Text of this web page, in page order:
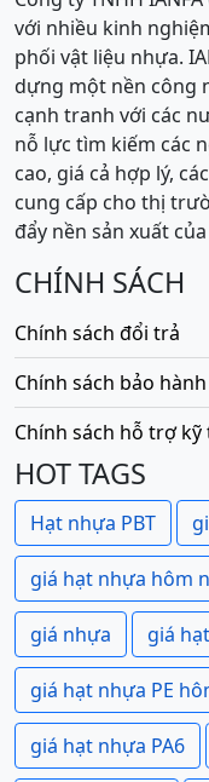
với nhiều kinh
phối vật liệu nhựa.
dựng một nền công
cạnh tranh với các
nỗ lực tìm kiếm các
cao, giá cả hợp lý,
cung cấp cho thị
đẩy nền sản xuất
CHÍNH SÁCH
Chính sách đổi trả
Chính sách bảo hành
Chính sách hỗ trợ
HOT TAGS
Hạt nhựa PBT
giá hạt nhựa hôm
giá nhựa giá
giá hạt nhựa PE
giá hạt nhựa PA6